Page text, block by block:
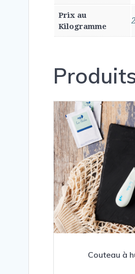
Prix au
Kilogramme
Couteau à